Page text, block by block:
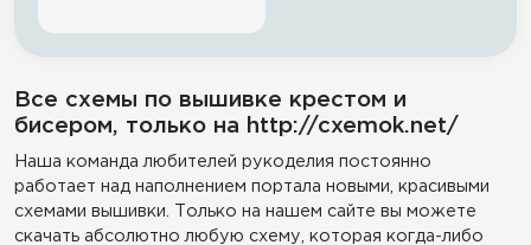
Все схемы по вышивке крестом и
бисером, только на http://cxemok.net/
Наша команда любителей рукоделия постоянно
работает над наполнением портала новыми, красивыми
схемами вышивки. Только на нашем сайте вы можете
скачать абсолютно любую схему, которая когда-либо